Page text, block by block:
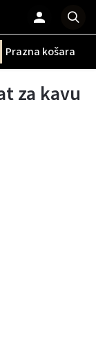
Prazna košara
za kavu